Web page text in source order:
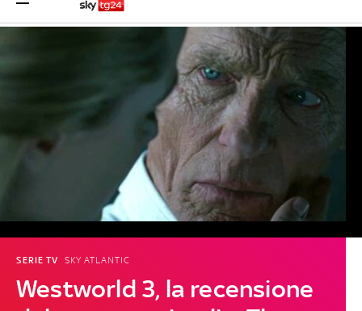
Westworld 3, la recensione
SERIE TV SKY ATLANTIC